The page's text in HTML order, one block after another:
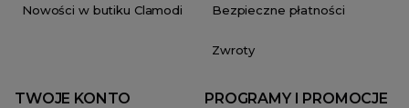
Nowości w butiku Clamodi Bezpieczne płatności
Zwroty
TWOJE KONTO PROGRAMY I PROMOCJE